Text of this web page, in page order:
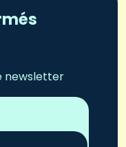
newsletter